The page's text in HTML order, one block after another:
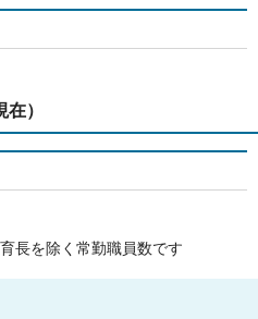
）
長を除く常勤職員数です